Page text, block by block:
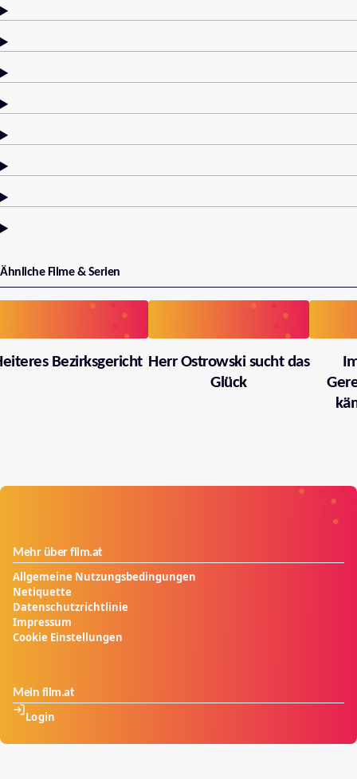
Ähnliche Filme & Serien
Bezirksgericht Herr Ostrowski sucht das
Glück
Mehr über film.at
Allgemeine Nutzungsbedingungen
Netiquette
Datenschutzrichtlinie
Impressum
Cookie Einstellungen
Mein film.at
Login